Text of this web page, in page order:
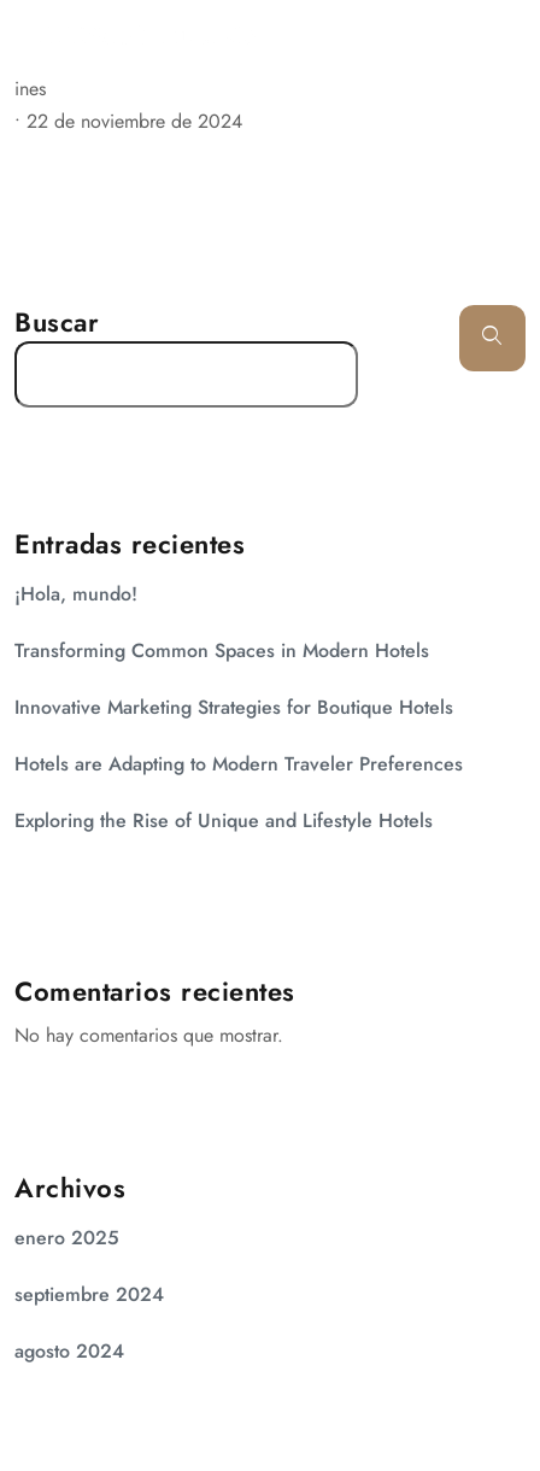
ines
• 22 de noviembre de 2024
Buscar
Entradas recientes
¡Hola, mundo!
Transforming Common Spaces in Modern Hotels
Innovative Marketing Strategies for Boutique Hotels
Hotels are Adapting to Modern Traveler Preferences
Exploring the Rise of Unique and Lifestyle Hotels
Comentarios recientes
No hay comentarios que mostrar.
Archivos
enero 2025
septiembre 2024
agosto 2024